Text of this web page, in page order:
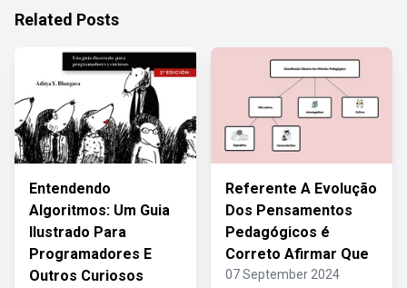
Related Posts
Entendendo
Algoritmos: Um Guia
Ilustrado Para
Programadores E
Outros Curiosos
Referente A Evolução
Dos Pensamentos
Pedagógicos é
Correto Afirmar Que
07 September 2024